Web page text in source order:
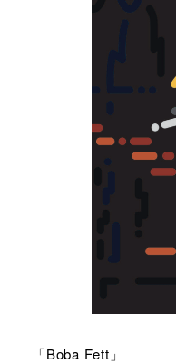
「Boba Fett」